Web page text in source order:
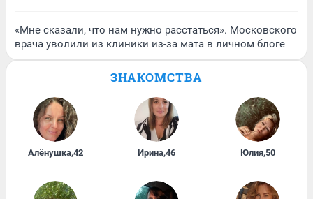
«Мне сказали, что нам нужно расстаться». Московского
врача уволили из клиники из-за мата в личном блоге
ЗНАКОМСТВА
Алёнушка,42 Ирина,46 Юлия,50